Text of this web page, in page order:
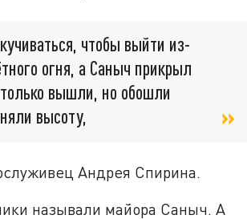
чтобы выйти из-
огня, а Саныч прикрыл
вышли, но обошли
высоту,
Андрея Спирина.
называли майора Саныч. А